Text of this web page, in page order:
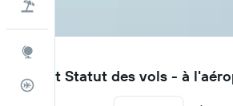
Suivi des vols
SJO
Vols et Statut des vols - à